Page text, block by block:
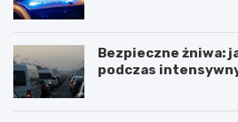
Bezpieczne żniwa:
podczas